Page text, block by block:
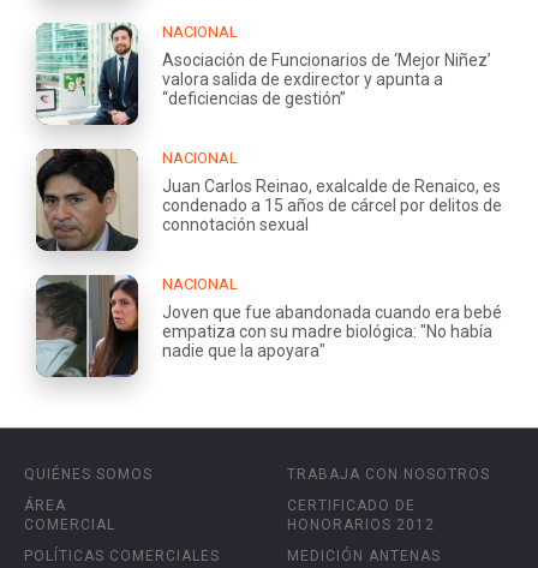
NACIONAL
Asociación de Funcionarios de ‘Mejor Niñez’
valora salida de exdirector y apunta a
“deficiencias de gestión”
NACIONAL
Juan Carlos Reinao, exalcalde de Renaico, es
condenado a 15 años de cárcel por delitos de
connotación sexual
NACIONAL
Joven que fue abandonada cuando era bebé
empatiza con su madre biológica: "No había
nadie que la apoyara"
QUIÉNES SOMOS
ÁREA
COMERCIAL
POLÍTICAS COMERCIALES
TRABAJA CON NOSOTROS
CERTIFICADO DE
HONORARIOS 2012
MEDICIÓN ANTENAS